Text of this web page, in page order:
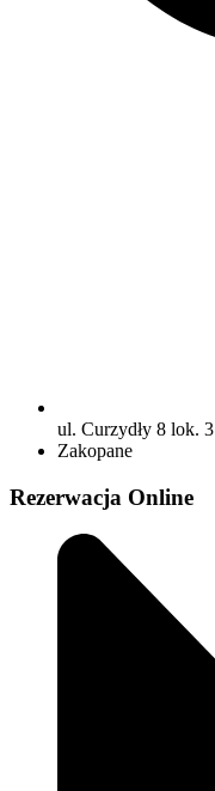
ul. Curzydły 8 lok. 3
Zakopane
Rezerwacja Online